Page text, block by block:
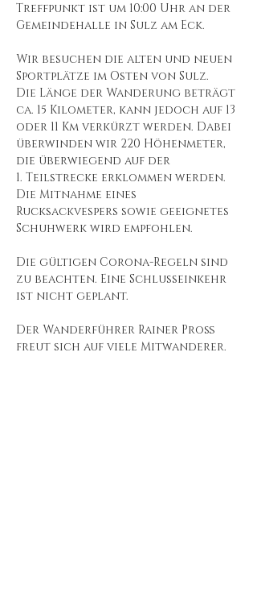
Treffpunkt ist um 10:00 Uhr an der
Gemeindehalle in Sulz am Eck.
Wir besuchen die alten und neuen
Sportplätze im Osten von Sulz.
Die Länge der Wanderung beträgt
ca. 15 Kilometer, kann jedoch auf 13
oder 11 Km verkürzt werden. Dabei
überwinden wir 220 Höhenmeter,
die überwiegend auf der
1. Teilstrecke erklommen werden.
Die Mitnahme eines
Rucksackvespers sowie geeignetes
Schuhwerk wird empfohlen.
Die gültigen Corona-Regeln sind
zu beachten. Eine Schlusseinkehr
ist nicht geplant.
Der Wanderführer Rainer Proß
freut sich auf viele Mitwanderer.